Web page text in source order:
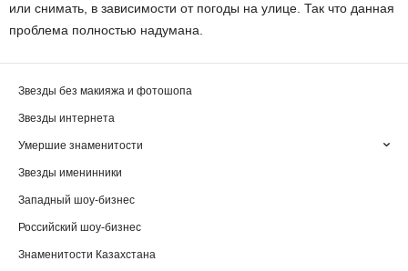
или снимать, в зависимости от погоды на улице. Так что данная
проблема полностью надумана.
Звезды без макияжа и фотошопа
Звезды интернета
Умершие знаменитости
Звезды именинники
Западный шоу-бизнес
Российский шоу-бизнес
Знаменитости Казахстана